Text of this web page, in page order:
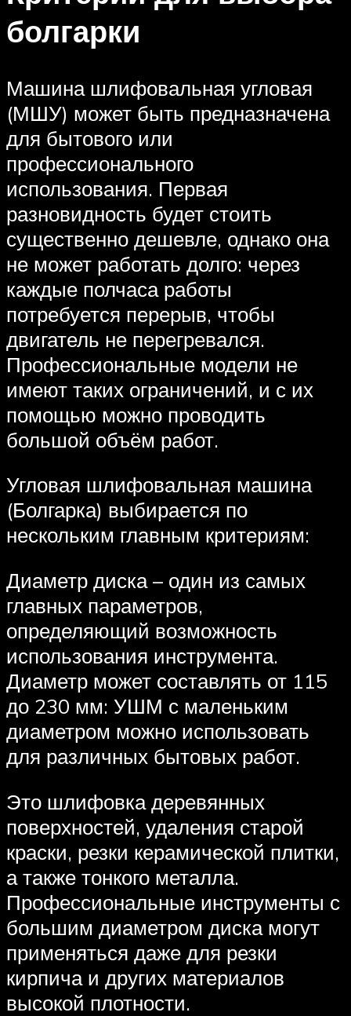
болгарки
Машина шлифовальная угловая
(МШУ) может быть предназначена
для бытового или
профессионального
использования. Первая
разновидность будет стоить
существенно дешевле, однако она
не может работать долго: через
каждые полчаса работы
потребуется перерыв, чтобы
двигатель не перегревался.
Профессиональные модели не
имеют таких ограничений, и с их
помощью можно проводить
большой объём работ.
Угловая шлифовальная машина
(Болгарка) выбирается по
нескольким главным критериям:
Диаметр диска – один из самых
главных параметров,
определяющий возможность
использования инструмента.
Диаметр может составлять от 115
до 230 мм: УШМ с маленьким
диаметром можно использовать
для различных бытовых работ.
Это шлифовка деревянных
поверхностей, удаления старой
краски, резки керамической плитки,
а также тонкого металла.
Профессиональные инструменты с
большим диаметром диска могут
применяться даже для резки
кирпича и других материалов
высокой плотности.